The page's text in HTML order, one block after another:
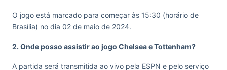
O jogo está marcado para começar às 15:30 (horário de
Brasília) no dia 02 de maio de 2024.
2. Onde posso assistir ao jogo Chelsea e Tottenham?
A partida será transmitida ao vivo pela ESPN e pelo serviço